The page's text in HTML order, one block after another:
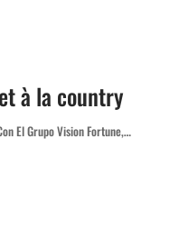
à la country
El Grupo Vision Fortune,…